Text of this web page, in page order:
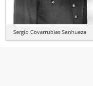
Sergio Covarrubias Sanhueza